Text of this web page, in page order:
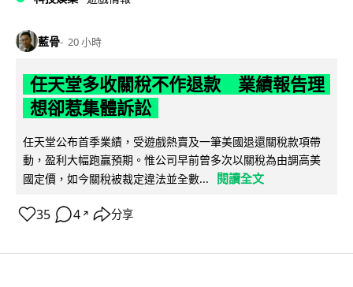
藍骨 20 小時
任天堂多收關稅不作退款 業績報告理
想卻惹集體訴訟
任天堂公布首季業績，受遊戲熱賣及一筆美國退還關稅款項帶
動，盈利大幅跑贏預期。惟公司早前曾多次以關稅為由調高美
國定價，如今關稅被裁定違法並全數...
閱讀全文
35 4 ↗ 分享